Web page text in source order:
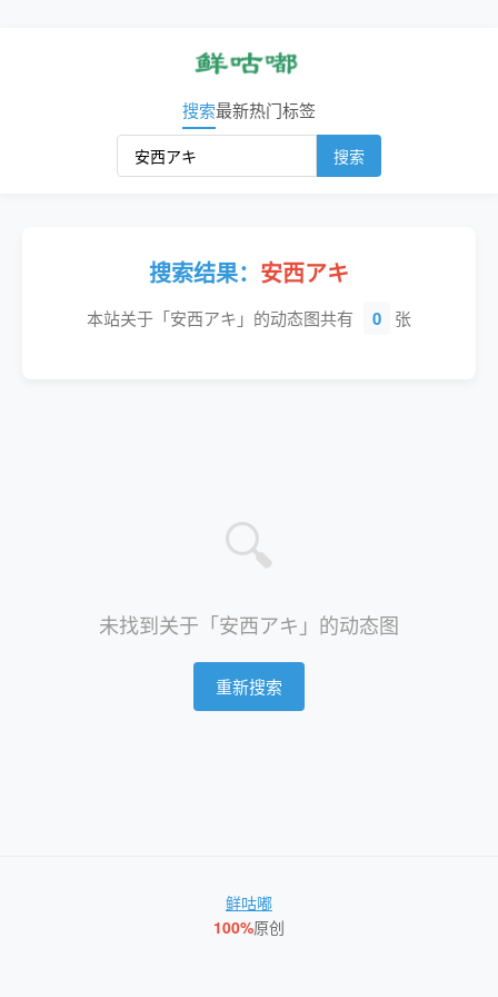
搜索最新热门标签
搜索
搜索结果： 安西アキ
本站关于「安西アキ」的动态图共有 0 张
🔍
未找到关于「安西アキ」的动态图
重新搜索
鲜咕嘟
100%原创